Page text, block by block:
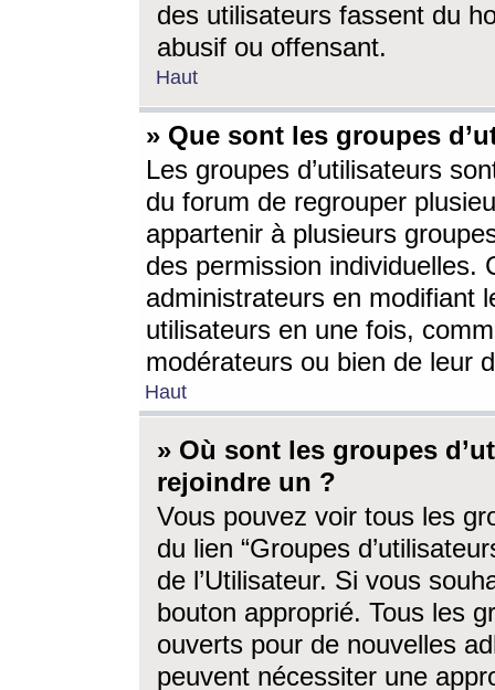
des utilisateurs fassent du
abusif ou offensant.
Haut
» Que sont les groupes
Les groupes d’utilisateurs
du forum de regrouper
appartenir à plusieurs
des permission individuelles.
administrateurs en modifiant
utilisateurs en une fois,
modérateurs ou bien de leur
Haut
» Où sont les groupes
rejoindre un ?
Vous pouvez voir tous les
du lien “Groupes
de l’Utilisateur. Si vous
bouton approprié. Tous les
ouverts pour de nouvelles
peuvent nécessiter une